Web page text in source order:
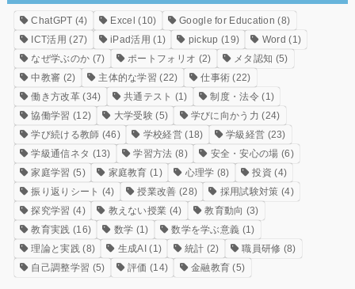
ChatGPT (4) Excel (10) Google for Education (8)
ICT活用 (27) iPad活用 (1) pickup (19) Word (1)
なぜ学ぶのか (7) ポートフォリオ (2) メタ認知 (5)
中教審 (2) 主体的な学習 (22) 仕事術 (22)
働き方改革(34) 共通テスト (1) 制度・法令 (1)
協働学習 (12) 大学受験 (5) 学びに向かう力 (24)
学び続ける教師 (46) 学校経営(18) 学級経営 (23)
学級通信ネタ (13) 学習方法 (8) 安全・安心の場 (6)
家庭学習 (5) 家庭教育 (1) 心理学 (8) 投資 (4)
振り返りシート (4) 授業改善 (28) 採用試験対策 (4)
探究学習 (4) 教えない授業 (4) 教育動向 (3)
教育実践 (16) 数学 (1) 数学を学ぶ意義 (1)
理論と実践(8) 生成AI (1) 統計 (2) 職員研修 (8)
自己調整学習 (5) 評価 (14) 金融教育 (5)